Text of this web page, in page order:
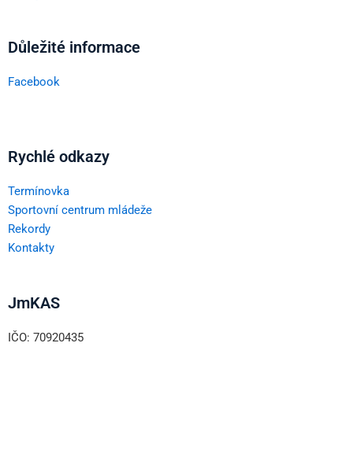
Důležité informace
Facebook
Rychlé odkazy
Termínovka
Sportovní centrum mládeže
Rekordy
Kontakty
JmKAS
IČO: 70920435